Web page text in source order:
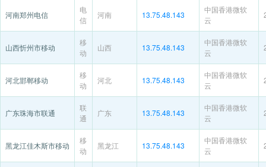
河南郑州电信
电
信
河南 13.75.48.143
中国香港微软
云
山西忻州市移动
移
动
山西 13.75.48.143
中国香港微软
云
河北邯郸移动
移
动
河北 13.75.48.143
中国香港微软
云
广东珠海市联通
联
通
广东 13.75.48.143
中国香港微软
云
黑龙江佳木斯市移动
移
动
黑龙江 13.75.48.143
中国香港微软
云